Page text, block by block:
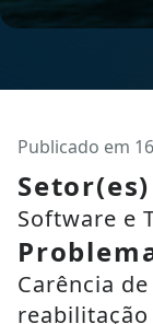
Publicado em
Software e
Carência